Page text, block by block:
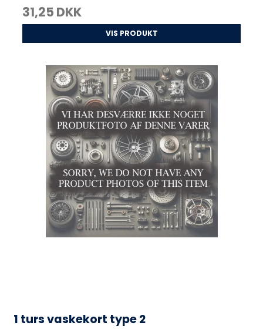
31,25 DKK
VIS PRODUKT
1 turs vaskekort type 2